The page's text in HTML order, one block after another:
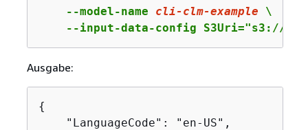
    --model-name
cli-clm-example \
--input-data-config S3Uri="s3://
Ausgabe:
{
    "LanguageCode": "en-US",